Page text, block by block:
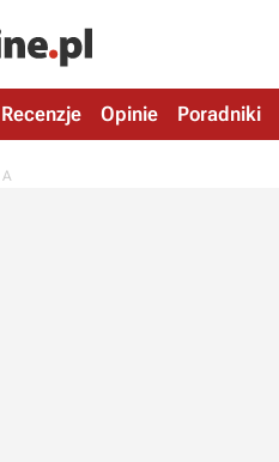
Recenzje Opinie Poradniki